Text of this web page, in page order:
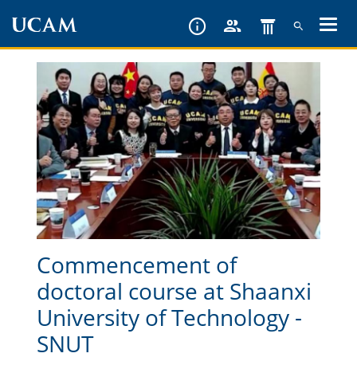
Commencement of
doctoral course at Shaanxi
University of Technology -
SNUT